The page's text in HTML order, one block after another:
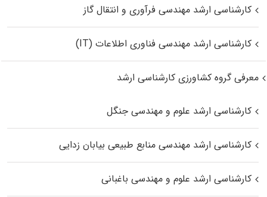
کارشناسی ارشد مهندسی فرآوری و انتقال گاز
کارشناسی ارشد مهندسی فناوری اطلاعات (IT)
معرفی گروه کشاورزی کارشناسی ارشد
کارشناسی ارشد علوم و مهندسی جنگل
کارشناسی ارشد مهندسی منابع طبیعی بیابان زدایی
کارشناسی ارشد علوم و مهندسی باغبانی